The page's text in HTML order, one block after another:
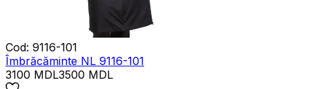
Cod: 9116-101
Îmbrăcăminte NL 9116-101
3100 MDL3500 MDL